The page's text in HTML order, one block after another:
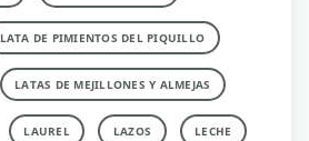
LATA DE PIMIENTOS DEL PIQUILLO
LATAS DE MEJILLONES Y ALMEJAS
LAUREL LAZOS LECHE